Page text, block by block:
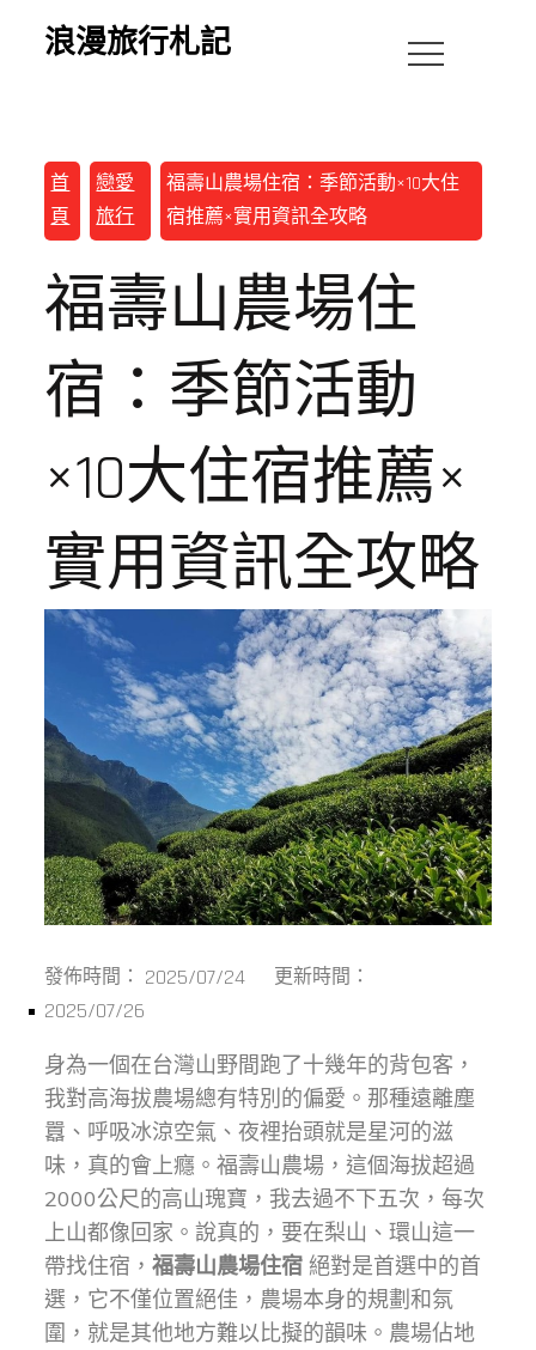
浪漫旅行札記
首
頁
戀愛
旅行
福壽山農場住宿：季節活動×10大住
宿推薦×實用資訊全攻略
福壽山農場住
宿：季節活動
×10大住宿推薦×
實用資訊全攻略
發佈時間： 2025/07/24 更新時間：
2025/07/26
身為一個在台灣山野間跑了十幾年的背包客，
我對高海拔農場總有特別的偏愛。那種遠離塵
囂、呼吸冰涼空氣、夜裡抬頭就是星河的滋
味，真的會上癮。福壽山農場，這個海拔超過
2000公尺的高山瑰寶，我去過不下五次，每次
上山都像回家。說真的，要在梨山、環山這一
帶找住宿，福壽山農場住宿 絕對是首選中的首
選，它不僅位置絕佳，農場本身的規劃和氛
圍，就是其他地方難以比擬的韻味。農場佔地